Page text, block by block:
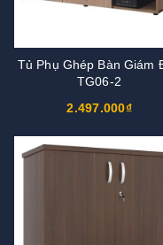
Tủ Phụ Ghép Bàn Giám
TG06-2
2.497.000₫